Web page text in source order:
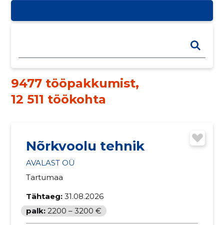
9477 tööpakkumist,
12 511 töökohta
Nõrkvoolu tehnik
AVALAST OÜ
Tartumaa
Tähtaeg: 31.08.2026
palk: 2200 – 3200 €